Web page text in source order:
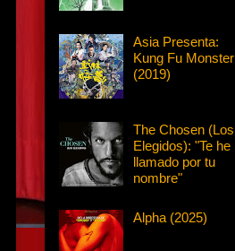
Asia Presenta:
Kung Fu Monster
(2019)
The Chosen (Los
Elegidos): "Te he
llamado por tu
nombre"
Alpha (2025)